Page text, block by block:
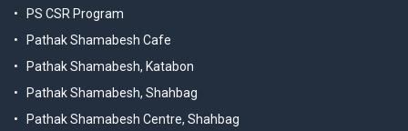
PS CSR Program
Pathak Shamabesh Cafe
Pathak Shamabesh, Katabon
Pathak Shamabesh, Shahbag
Pathak Shamabesh Centre, Shahbag